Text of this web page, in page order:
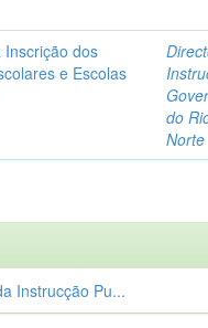
Inscrição dos
e Escolas
do
Norte
Instrucção Pu...